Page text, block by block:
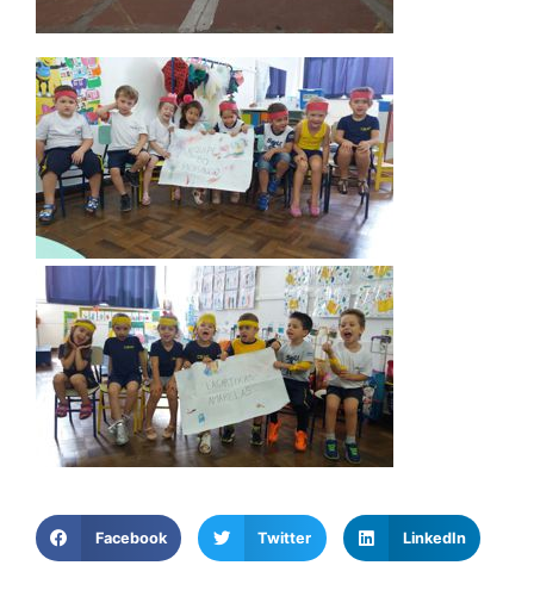
Facebook Twitter LinkedIn